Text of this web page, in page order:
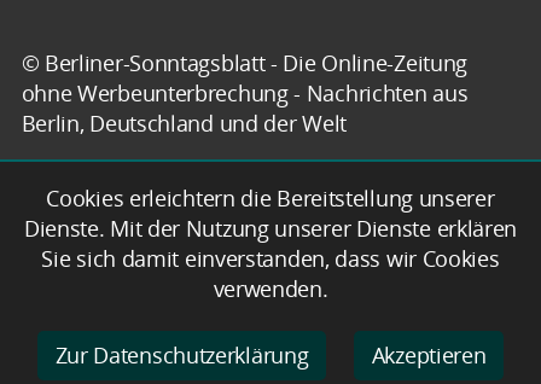
© Berliner-Sonntagsblatt - Die Online-Zeitung
ohne Werbeunterbrechung - Nachrichten aus
Berlin, Deutschland und der Welt
Cookies erleichtern die Bereitstellung unserer
Dienste. Mit der Nutzung unserer Dienste erklären
Sie sich damit einverstanden, dass wir Cookies
verwenden.
Zur Datenschutzerklärung Akzeptieren